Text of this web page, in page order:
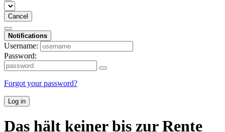
Cancel
Notifications
Username:
Password:
Forgot your password?
Log in
Das hält keiner bis zur Rente